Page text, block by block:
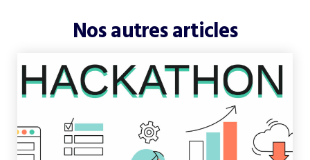
Nos autres articles